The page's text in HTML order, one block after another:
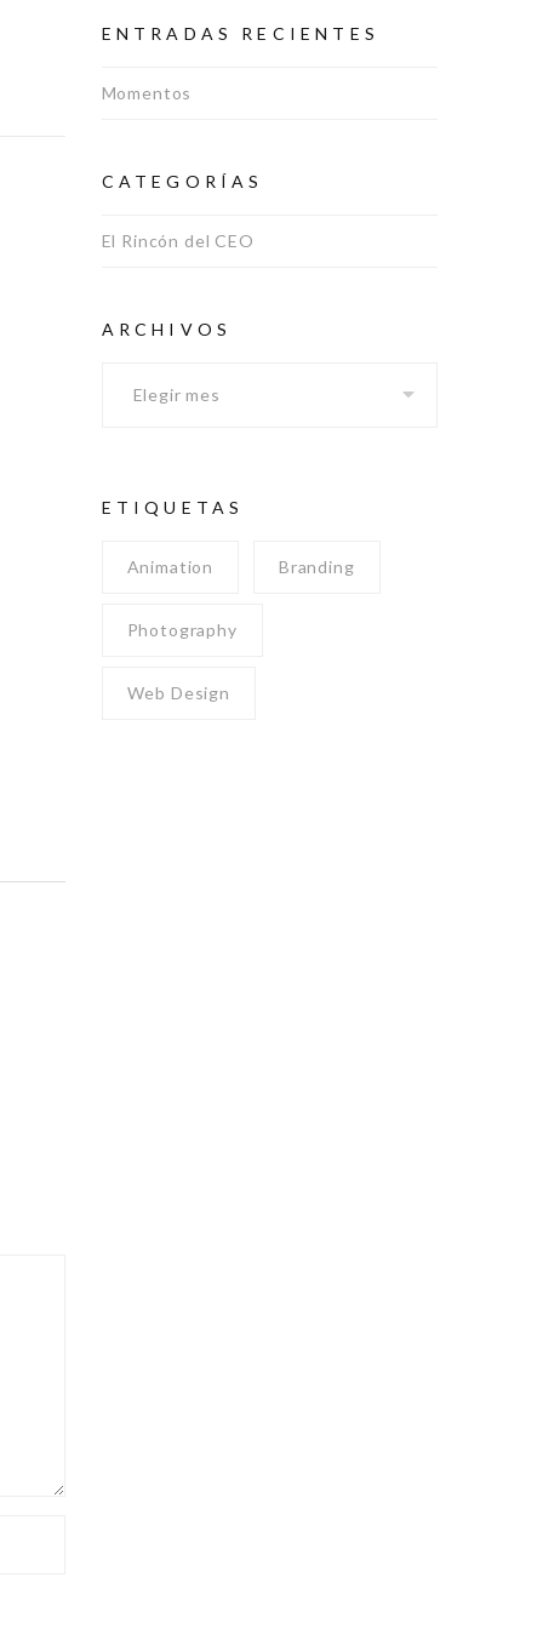
ENTRADAS RECIENTES
Momentos
CATEGORÍAS
El Rincón del CEO
ARCHIVOS
ETIQUETAS
Animation Branding
Photography
Web Design